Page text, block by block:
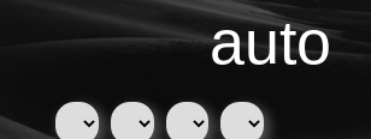
auto